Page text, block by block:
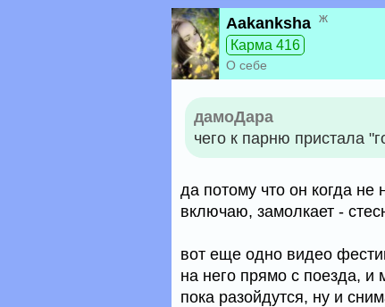
Aakanksha ж
Карма 416
О себе
дамоДара
чего к парню пристала
да потому что он когда не
включаю, замолкает -
вот еще одно видео
на него прямо с поезда,
пока разойдутся, ну и